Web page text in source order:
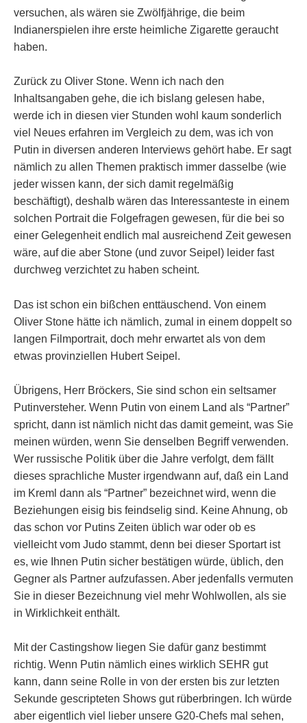
versuchen, als wären sie Zwölfjährige, die beim
Indianerspielen ihre erste heimliche Zigarette geraucht
haben.
Zurück zu Oliver Stone. Wenn ich nach den
Inhaltsangaben gehe, die ich bislang gelesen habe,
werde ich in diesen vier Stunden wohl kaum sonderlich
viel Neues erfahren im Vergleich zu dem, was ich von
Putin in diversen anderen Interviews gehört habe. Er sagt
nämlich zu allen Themen praktisch immer dasselbe (wie
jeder wissen kann, der sich damit regelmäßig
beschäftigt), deshalb wären das Interessanteste in einem
solchen Portrait die Folgefragen gewesen, für die bei so
einer Gelegenheit endlich mal ausreichend Zeit gewesen
wäre, auf die aber Stone (und zuvor Seipel) leider fast
durchweg verzichtet zu haben scheint.
Das ist schon ein bißchen enttäuschend. Von einem
Oliver Stone hätte ich nämlich, zumal in einem doppelt so
langen Filmportrait, doch mehr erwartet als von dem
etwas provinziellen Hubert Seipel.
Übrigens, Herr Bröckers, Sie sind schon ein seltsamer
Putinversteher. Wenn Putin von einem Land als “Partner”
spricht, dann ist nämlich nicht das damit gemeint, was Sie
meinen würden, wenn Sie denselben Begriff verwenden.
Wer russische Politik über die Jahre verfolgt, dem fällt
dieses sprachliche Muster irgendwann auf, daß ein Land
im Kreml dann als “Partner” bezeichnet wird, wenn die
Beziehungen eisig bis feindselig sind. Keine Ahnung, ob
das schon vor Putins Zeiten üblich war oder ob es
vielleicht vom Judo stammt, denn bei dieser Sportart ist
es, wie Ihnen Putin sicher bestätigen würde, üblich, den
Gegner als Partner aufzufassen. Aber jedenfalls vermuten
Sie in dieser Bezeichnung viel mehr Wohlwollen, als sie
in Wirklichkeit enthält.
Mit der Castingshow liegen Sie dafür ganz bestimmt
richtig. Wenn Putin nämlich eines wirklich SEHR gut
kann, dann seine Rolle in von der ersten bis zur letzten
Sekunde gescripteten Shows gut rüberbringen. Ich würde
aber eigentlich viel lieber unsere G20-Chefs mal sehen,